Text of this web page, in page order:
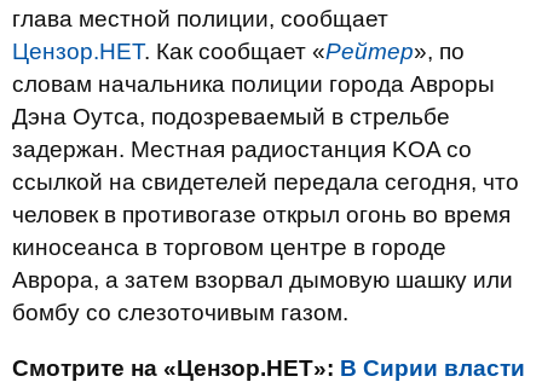
глава местной полиции, сообщает
Цензор.НЕТ. Как сообщает «Рейтер», по
словам начальника полиции города Авроры
Дэна Оутса, подозреваемый в стрельбе
задержан. Местная радиостанция KOA со
ссылкой на свидетелей передала сегодня, что
человек в противогазе открыл огонь во время
киносеанса в торговом центре в городе
Аврора, а затем взорвал дымовую шашку или
бомбу со слезоточивым газом.
Смотрите на «Цензор.НЕТ»: В Сирии власти